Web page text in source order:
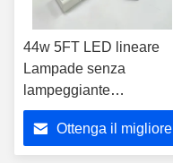
44w 5FT LED lineare
Lampade senza
lampeggiante
Emergenza IP65
resistente alle
intemperie led Battens
Ottenga il migliore